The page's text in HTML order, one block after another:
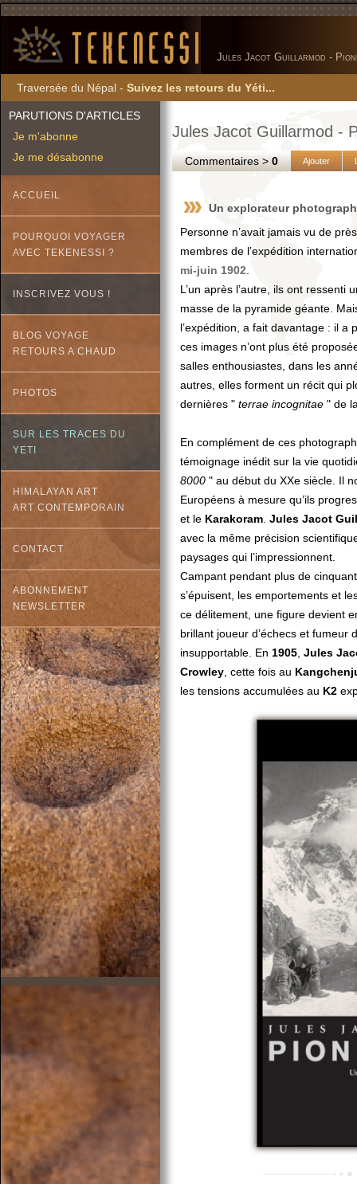
Jules Jacot Guillarmod -
Traversée du Népal - Suivez les retours du Yéti...
PARUTIONS D'ARTICLES
Je m'abonne
Je me désabonne
ACCUEIL
POURQUOI VOYAGER
AVEC TEKENESSI ?
INSCRIVEZ VOUS !
BLOG VOYAGE
RETOURS A CHAUD
PHOTOS
SUR LES TRACES DU
YETI
HIMALAYAN ART
ART CONTEMPORAIN
CONTACT
ABONNEMENT
NEWSLETTER
Jules Jacot Guillarmod -
Commentaires >0 Ajouter
Un explorateur
Personne n’avait jamais vu de
membres de l’expédition
mi-juin 1902
L’un après l’autre, ils ont
masse de la pyramide géante.
l’expédition, a fait davantage : il
ces images n’ont plus été
salles enthousiastes, dans les
autres, elles forment un récit qui
dernières " terrae incognitae " de
En complément de ces
témoignage inédit sur la vie
8000 " au début du XXe siècle. Il
Européens à mesure qu’ils
et le Karakoram Jules Jacot
avec la même précision
paysages qui l’impressionnent.
Campant pendant plus de
s’épuisent, les emportements et
ce délitement, une figure devient
brillant joueur d’échecs et fumeur
insupportable. En 1905 Jules
Crowley , cette fois au
les tensions accumulées au K2